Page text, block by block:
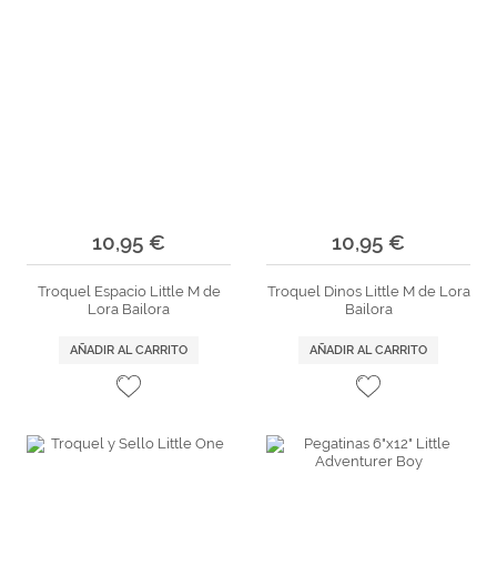
10,95 €
Troquel Espacio Little M de
Lora Bailora
AÑADIR AL CARRITO
10,95 €
Troquel Dinos Little M de Lora
Bailora
AÑADIR AL CARRITO